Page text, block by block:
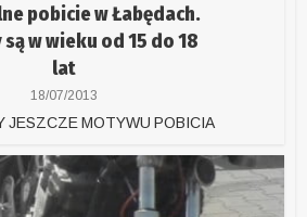
pobicie w Łabędach.
w wieku od 15 do 18
lat
18/07/2013
JESZCZE MOTYWU POBICIA